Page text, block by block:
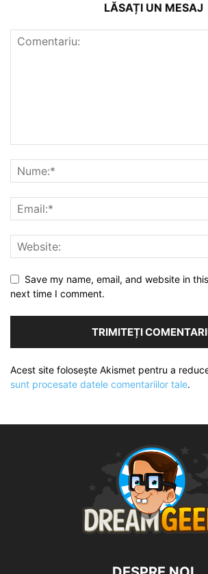
LĂSAȚI UN MESAJ
Save my name, email, and website in
next time I comment.
Acest site folosește Akismet pentru a
sunt procesate datele comentariilor tale.